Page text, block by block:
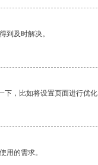
到及时解决。
下，比如将设置页面进行优
用的需求。